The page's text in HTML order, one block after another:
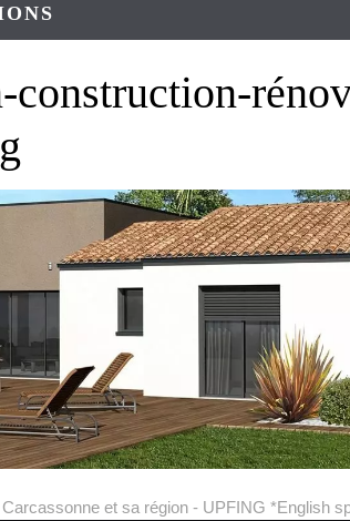
construction-
et sa région - UPFING *English